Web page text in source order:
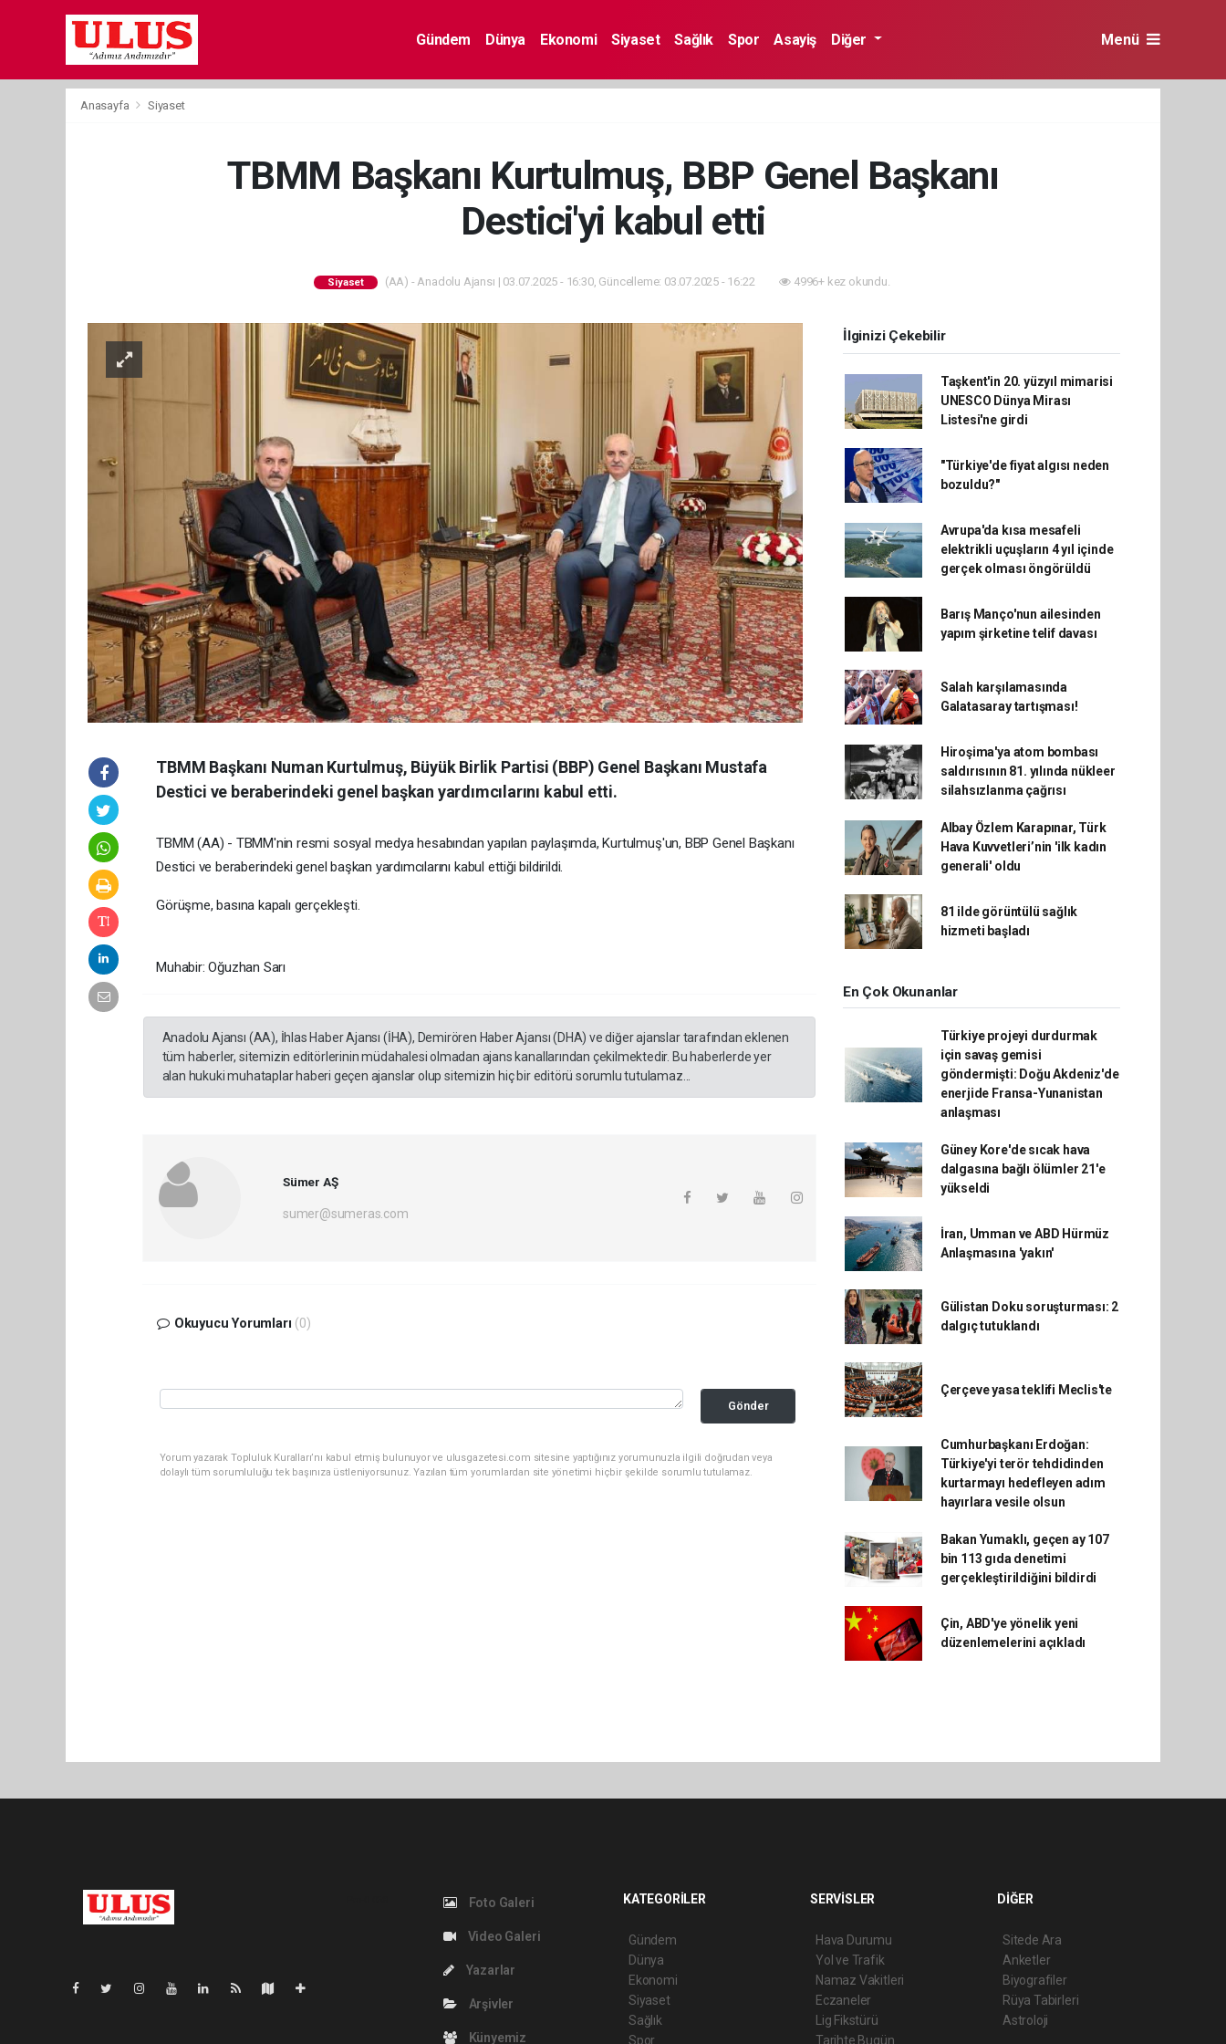
Gündem Dünya Ekonomi Siyaset Sağlık Spor Asayiş Diğer Menü
Anasayfa Siyaset
TBMM Başkanı Kurtulmuş, BBP Genel Başkanı
Destici'yi kabul etti
Siyaset (AA) - Anadolu Ajansı | 03.07.2025 - 16:30, Güncelleme: 03.07.2025 - 16:22 4996+ kez okundu.
TBMM Başkanı Numan Kurtulmuş, Büyük Birlik Partisi (BBP) Genel Başkanı Mustafa
Destici ve beraberindeki genel başkan yardımcılarını kabul etti.
TBMM (AA) - TBMM'nin resmi sosyal medya hesabından yapılan paylaşımda, Kurtulmuş'un, BBP Genel Başkanı
Destici ve beraberindeki genel başkan yardımcılarını kabul ettiği bildirildi.
Görüşme, basına kapalı gerçekleşti.
Muhabir: Oğuzhan Sarı
Anadolu Ajansı (AA), İhlas Haber Ajansı (İHA), Demirören Haber Ajansı (DHA) ve diğer ajanslar tarafından eklenen
tüm haberler, sitemizin editörlerinin müdahalesi olmadan ajans kanallarından çekilmektedir. Bu haberlerde yer
alan hukuki muhataplar haberi geçen ajanslar olup sitemizin hiç bir editörü sorumlu tutulamaz...
Sümer AŞ
sumer@sumeras.com
Okuyucu Yorumları (0)
Gönder
Yorum yazarak Topluluk Kuralları’nı kabul etmiş bulunuyor ve ulusgazetesi.com sitesine yaptığınız yorumunuzla ilgili doğrudan veya
dolaylı tüm sorumluluğu tek başınıza üstleniyorsunuz. Yazılan tüm yorumlardan site yönetimi hiçbir şekilde sorumlu tutulamaz.
İlginizi Çekebilir
Taşkent'in 20. yüzyıl mimarisi
UNESCO Dünya Mirası
Listesi'ne girdi
"Türkiye'de fiyat algısı neden
bozuldu?"
Avrupa'da kısa mesafeli
elektrikli uçuşların 4 yıl içinde
gerçek olması öngörüldü
Barış Manço'nun ailesinden
yapım şirketine telif davası
Salah karşılamasında
Galatasaray tartışması!
Hiroşima'ya atom bombası
saldırısının 81. yılında nükleer
silahsızlanma çağrısı
Albay Özlem Karapınar, Türk
Hava Kuvvetleri’nin 'ilk kadın
generali' oldu
81 ilde görüntülü sağlık
hizmeti başladı
En Çok Okunanlar
Türkiye projeyi durdurmak
için savaş gemisi
göndermişti: Doğu Akdeniz'de
enerjide Fransa-Yunanistan
anlaşması
Güney Kore'de sıcak hava
dalgasına bağlı ölümler 21'e
yükseldi
İran, Umman ve ABD Hürmüz
Anlaşmasına 'yakın'
Gülistan Doku soruşturması: 2
dalgıç tutuklandı
Çerçeve yasa teklifi Meclis'te
Cumhurbaşkanı Erdoğan:
Türkiye'yi terör tehdidinden
kurtarmayı hedefleyen adım
hayırlara vesile olsun
Bakan Yumaklı, geçen ay 107
bin 113 gıda denetimi
gerçekleştirildiğini bildirdi
Çin, ABD'ye yönelik yeni
düzenlemelerini açıkladı
Foto Galeri
Video Galeri
Yazarlar
Arşivler
Künyemiz
KATEGORİLER
Gündem
Dünya
Ekonomi
Siyaset
Sağlık
Spor
SERVİSLER
Hava Durumu
Yol ve Trafik
Namaz Vakitleri
Eczaneler
Lig Fikstürü
Tarihte Bugün
DİĞER
Sitede Ara
Anketler
Biyografiler
Rüya Tabirleri
Astroloji